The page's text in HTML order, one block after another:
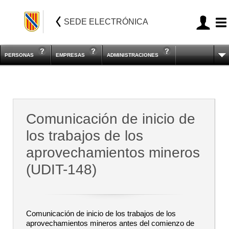
SEDE ELECTRÓNICA
PERSONAS EMPRESAS ADMINISTRACIONES
Comunicación de inicio de
los trabajos de los
aprovechamientos mineros
(UDIT-148)
Comunicación de inicio de los trabajos de los
aprovechamientos mineros antes del comienzo de